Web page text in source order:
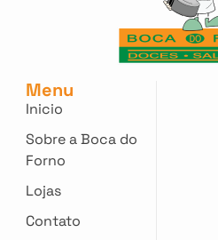
Menu
Inicio
Sobre a Boca do
Forno
Lojas
Contato